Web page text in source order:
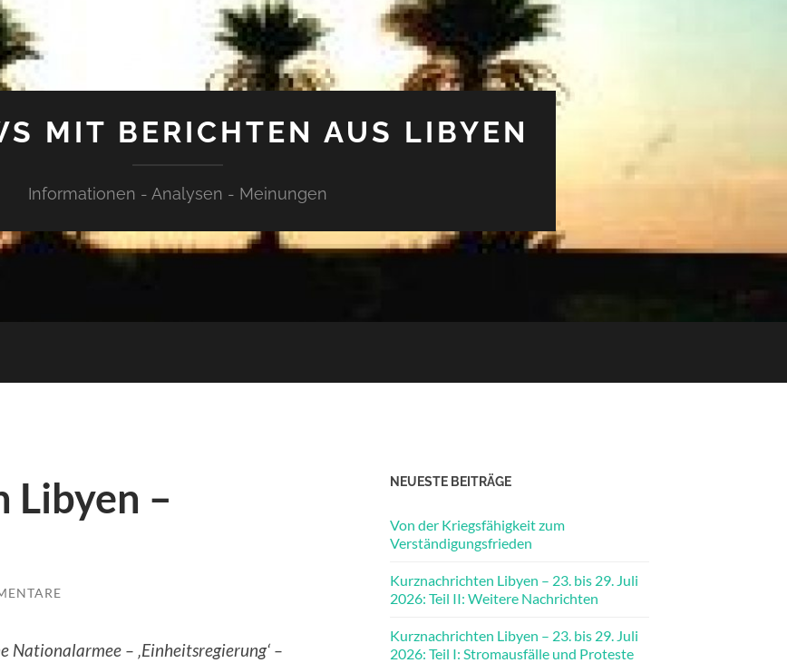
MIT BERICHTEN AUS LIBYEN
Informationen - Analysen - Meinungen
Libyen –
Nationalarmee – ‚Einheitsregierung‘ –
NEUESTE BEITRÄGE
Von der Kriegsfähigkeit zum
Verständigungsfrieden
Kurznachrichten Libyen – 23. bis 29. Juli
2026: Teil II: Weitere Nachrichten
Kurznachrichten Libyen – 23. bis 29. Juli
2026: Teil I: Stromausfälle und Proteste